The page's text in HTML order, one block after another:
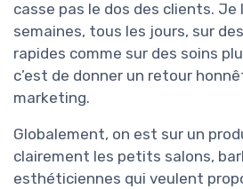
casse pas le dos des clients. Je
semaines, tous les jours, sur
rapides comme sur des soins
c’est de donner un retour
marketing.
Globalement, on est sur un
clairement les petits salons,
esthéticiennes qui veulent